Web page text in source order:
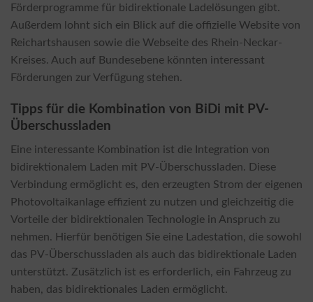
Förderprogramme für bidirektionale Ladelösungen gibt.
Außerdem lohnt sich ein Blick auf die offizielle Website von
Reichartshausen sowie die Webseite des Rhein-Neckar-
Kreises. Auch auf Bundesebene könnten interessant
Förderungen zur Verfügung stehen.
Tipps für die Kombination von BiDi mit PV-
Überschussladen
Eine interessante Kombination ist die Integration von
bidirektionalem Laden mit PV-Überschussladen. Diese
Verbindung ermöglicht es, den erzeugten Strom der eigenen
Photovoltaikanlage effizient zu nutzen und gleichzeitig die
Vorteile der bidirektionalen Technologie in Anspruch zu
nehmen. Hierfür benötigen Sie eine Ladestation, die sowohl
das PV-Überschussladen als auch das bidirektionale Laden
unterstützt. Zusätzlich ist es erforderlich, ein Fahrzeug zu
haben, das bidirektionales Laden ermöglicht.